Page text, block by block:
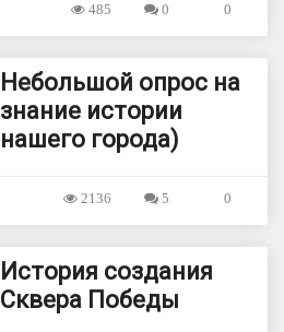
0
0
485
Небольшой опрос на
знание истории
нашего города)
0
5
2136
История создания
Сквера Победы